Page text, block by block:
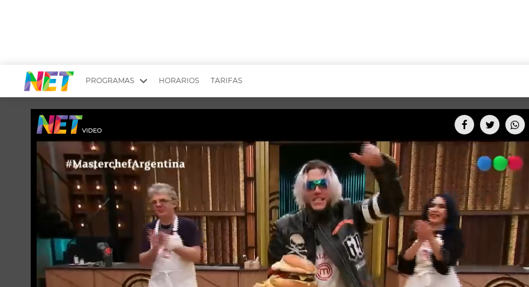
PROGRAMAS
YUYITO A LA TARDE
EMPRENDI2
LONGOBARDI
QUÉ TE PASA
EL OLIVO BLANCO
TU LUGAR IDEAL
CHICHE EN VIVO
DR. BEAUTY
EL SEÑOR DE LOS CIELOS
ARGENTINOS X ARGENTINA
ESTÉTICA 360 TV
CARAS Y NEGOCIOS
SCOUTING PARA UN CAMBIO
INTELEXIS TV
HAIR RECOVERY
GOSSIP
ENTROMETIDOS EN LA TELE
ENTRE NOS
MODO FONTEVECCHIA
PERIODISMO PURO
REPERFILAR
CINE NET
TODOS PODEMOS
PARES DE COMEDIA
FIESTAS ARGENTINAS
BELLEZA FASHION
FULL FACE TV
DESAFÍO 10 AÑOS
AGENDA
HORARIOS TARIFAS